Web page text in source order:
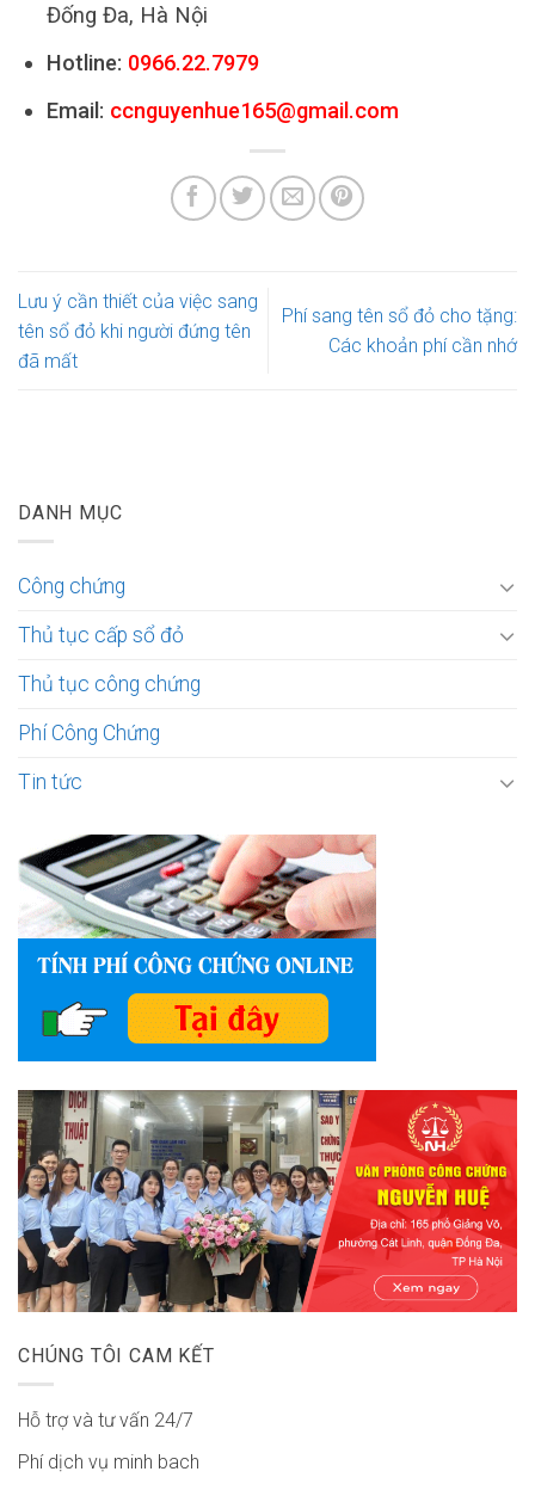
Đống Đa, Hà Nội
Hotline: 0966.22.7979
Email: ccnguyenhue165@gmail.com
Lưu ý cần thiết của việc sang
tên sổ đỏ khi người đứng tên
đã mất
Phí sang tên sổ đỏ cho tặng:
Các khoản phí cần nhớ
DANH MỤC
Công chứng
Thủ tục cấp sổ đỏ
Thủ tục công chứng
Phí Công Chứng
Tin tức
CHÚNG TÔI CAM KẾT
Hỗ trợ và tư vấn 24/7
Phí dịch vụ minh bach